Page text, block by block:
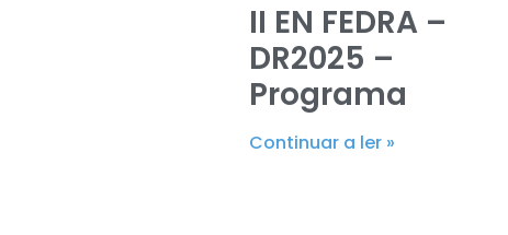
II EN FEDRA –
DR2025 –
Programa
Continuar a ler »